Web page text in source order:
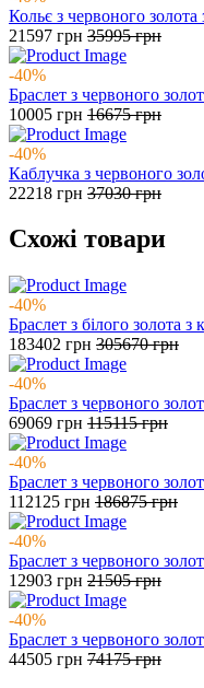
Кольє з червоного
21597 грн 35995грн
-40%
Браслет з червоного
10005 грн 16675грн
-40%
Каблучка з червоного
22218 грн 37030грн
Схожі товари
-40%
Браслет з білого золота
183402 грн 305670грн
-40%
Браслет з червоного
69069 грн 115115грн
-40%
Браслет з червоного
112125 грн 186875грн
-40%
Браслет з червоного
12903 грн 21505грн
-40%
Браслет з червоного
44505 грн 74175грн